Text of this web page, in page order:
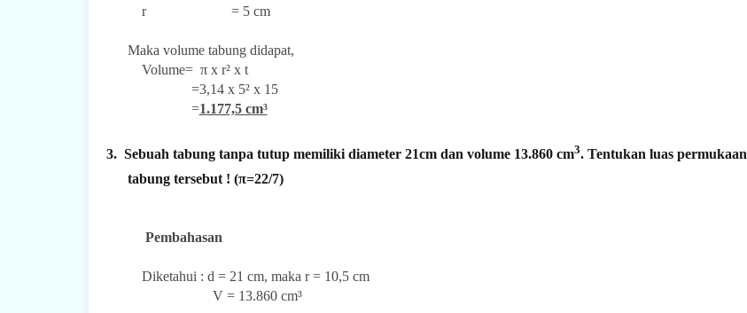
r = 5 cm
Maka volume tabung didapat,
Volume= π x r² x t
=3,14 x 5² x 15
=1.177,5 cm³
3. Sebuah tabung tanpa tutup memiliki diameter 21cm dan volume 13.860 cm3. Tentukan luas permukaan
tabung tersebut ! (π=22/7)
Pembahasan
Diketahui : d = 21 cm, maka r = 10,5 cm
V = 13.860 cm³